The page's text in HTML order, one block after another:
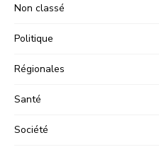
Non classé
Politique
Régionales
Santé
Société